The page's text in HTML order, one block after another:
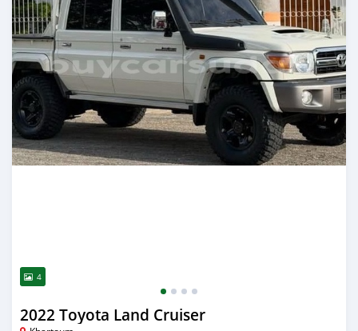
4
2022 Toyota Land Cruiser